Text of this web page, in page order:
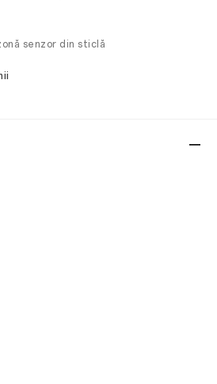
senzor din sticlă